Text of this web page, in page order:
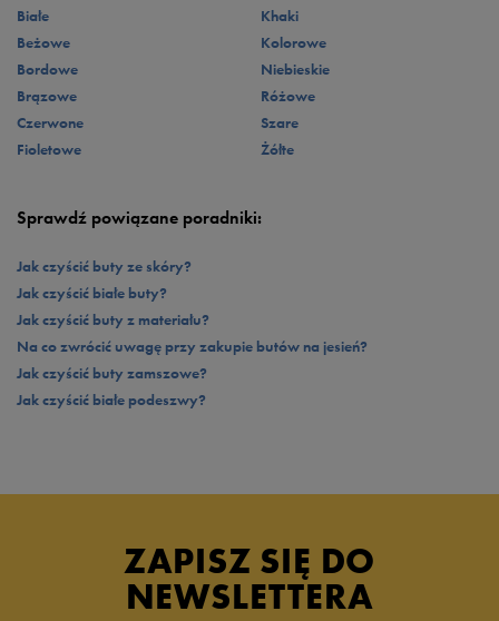
Białe
Beżowe
Bordowe
Brązowe
Czerwone
Fioletowe
Khaki
Kolorowe
Niebieskie
Różowe
Szare
Żółte
Sprawdź powiązane poradniki:
Jak czyścić buty ze skóry?
Jak czyścić białe buty?
Jak czyścić buty z materiału?
Na co zwrócić uwagę przy zakupie butów na jesień?
Jak czyścić buty zamszowe?
Jak czyścić białe podeszwy?
ZAPISZ SIĘ DO
NEWSLETTERA